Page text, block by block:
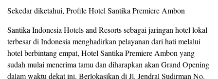
Sekedar diketahui, Profile Hotel Santika Premiere Ambon
Santika Indonesia Hotels and Resorts sebagai jaringan hotel lokal
terbesar di Indonesia menghadirkan pelayanan dari hati melalui
hotel berbintang empat, Hotel Santika Premiere Ambon yang
sudah mulai menerima tamu dan diharapkan akan Grand Opening
dalam waktu dekat ini. Berlokasikan di Jl. Jendral Sudirman No.